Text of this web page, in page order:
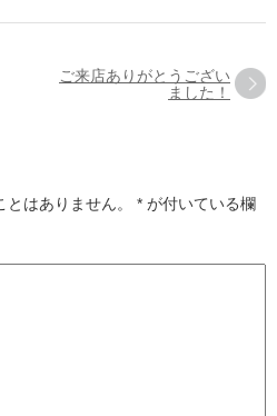
ご来店ありがとうござい
ました！
はありません。
* が付いている欄